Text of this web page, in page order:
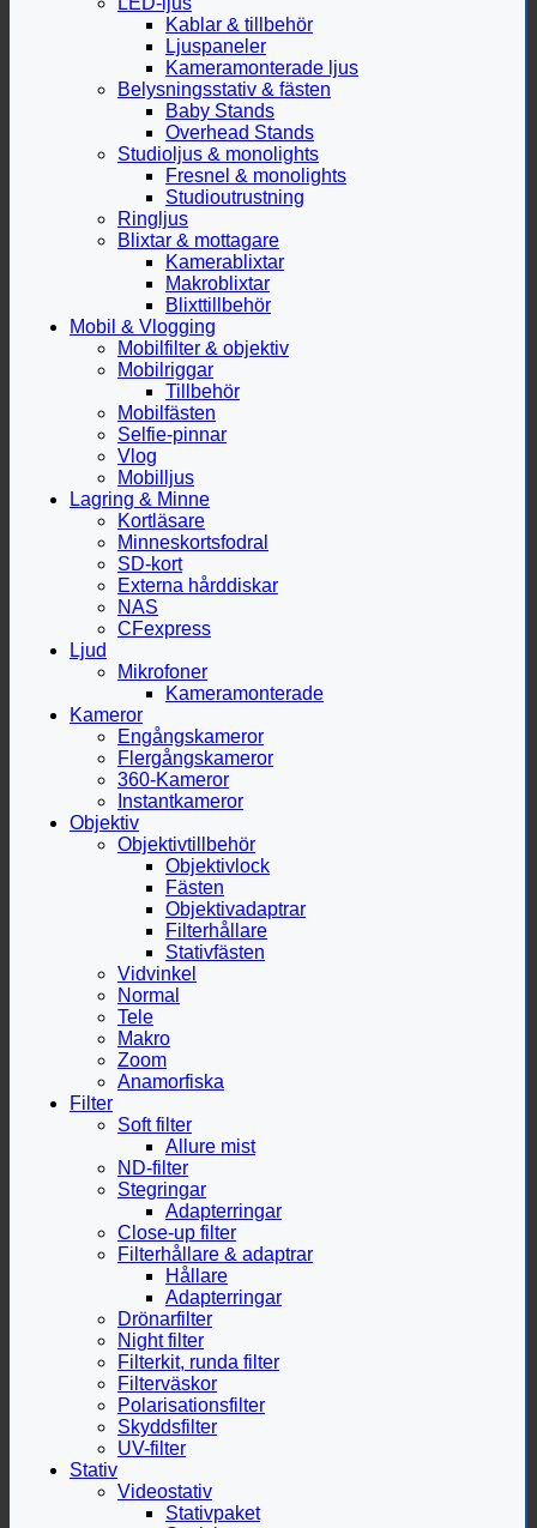
Kablar & tillbehör
Ljuspaneler
Kameramonterade ljus
Belysningsstativ & fästen
Baby Stands
Overhead Stands
Studioljus & monolights
Fresnel & monolights
Studioutrustning
Ringljus
Blixtar & mottagare
Kamerablixtar
Makroblixtar
Blixttillbehör
Mobil & Vlogging
Mobilfilter & objektiv
Mobilriggar
Tillbehör
Mobilfästen
Selfie-pinnar
Vlog
Mobilljus
Lagring & Minne
Kortläsare
Minneskortsfodral
SD-kort
Externa hårddiskar
NAS
CFexpress
Ljud
Mikrofoner
Kameramonterade
Kameror
Engångskameror
Flergångskameror
360-Kameror
Instantkameror
Objektiv
Objektivtillbehör
Objektivlock
Fästen
Objektivadaptrar
Filterhållare
Stativfästen
Vidvinkel
Normal
Tele
Makro
Zoom
Anamorfiska
Filter
Soft filter
Allure mist
ND-filter
Stegringar
Adapterringar
Close-up filter
Filterhållare & adaptrar
Hållare
Adapterringar
Drönarfilter
Night filter
Filterkit, runda filter
Filterväskor
Polarisationsfilter
Skyddsfilter
UV-filter
Stativ
Videostativ
Stativpaket